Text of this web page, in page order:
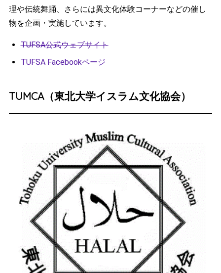
理や伝統舞踊、さらには異文化体験コーナーなどの催し
物を企画・実施しています。
TUFSA公式ウェブサイト
TUFSA Facebookページ
TUMCA（東北大学イスラム文化協会）